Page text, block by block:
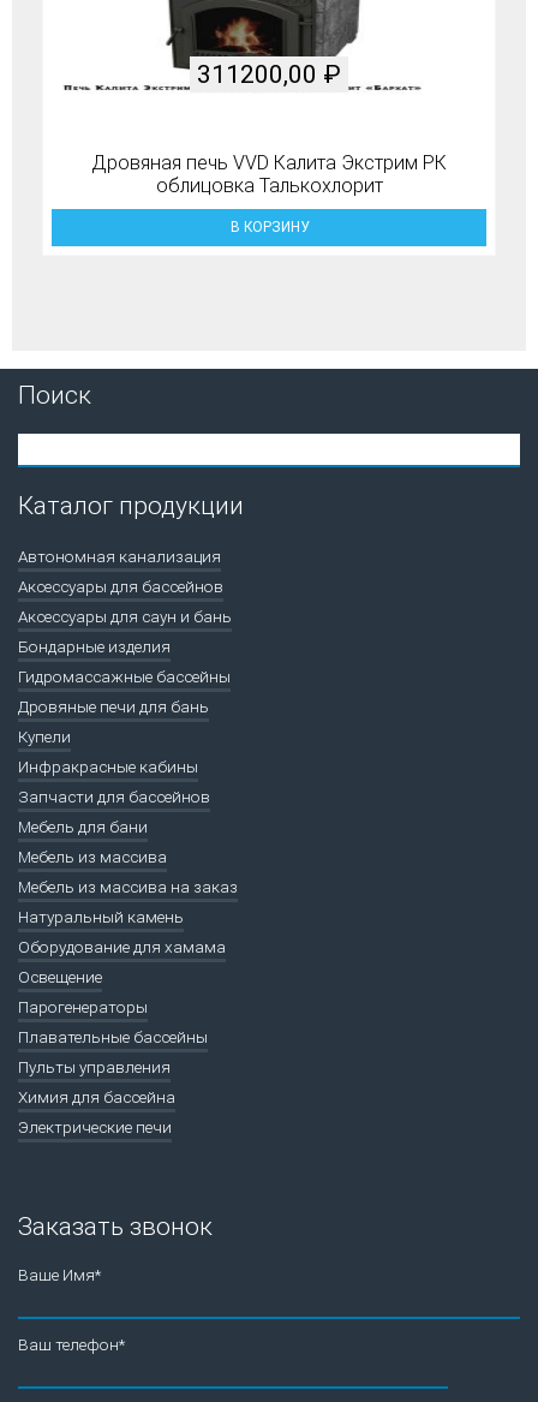
Дровяная печь VVD Калита Экстрим РК
облицовка Талькохлорит
311200,00 ₽
В КОРЗИНУ
Поиск
Каталог продукции
Автономная канализация
Аксессуары для бассейнов
Аксессуары для саун и бань
Бондарные изделия
Гидромассажные бассейны
Дровяные печи для бань
Купели
Инфракрасные кабины
Запчасти для бассейнов
Мебель для бани
Мебель из массива
Мебель из массива на заказ
Натуральный камень
Оборудование для хамама
Освещение
Парогенераторы
Плавательные бассейны
Пульты управления
Химия для бассейна
Электрические печи
Заказать звонок
Ваше Имя*
Ваш телефон*